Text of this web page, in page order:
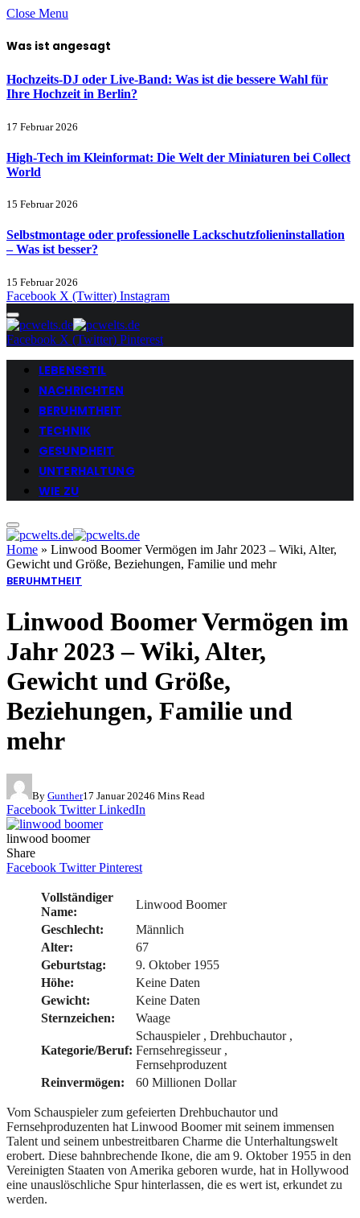
Close Menu
Was ist angesagt
Hochzeits-DJ oder Live-Band: Was ist die bessere Wahl für
Ihre Hochzeit in Berlin?
17 Februar 2026
High-Tech im Kleinformat: Die Welt der Miniaturen bei Collect
World
15 Februar 2026
Selbstmontage oder professionelle Lackschutzfolieninstallation
– Was ist besser?
15 Februar 2026
Facebook X (Twitter) Instagram
Facebook X (Twitter) Pinterest
LEBENSSTIL
NACHRICHTEN
BERUHMTHEIT
TECHNIK
GESUNDHEIT
UNTERHALTUNG
WIE ZU
Home » Linwood Boomer Vermögen im Jahr 2023 – Wiki, Alter,
Gewicht und Größe, Beziehungen, Familie und mehr
BERUHMTHEIT
Linwood Boomer Vermögen im
Jahr 2023 – Wiki, Alter,
Gewicht und Größe,
Beziehungen, Familie und
mehr
By Gunther17 Januar 20246 Mins Read
Facebook Twitter LinkedIn
linwood boomer
Share
Facebook Twitter Pinterest
Vollständiger
Name:
Linwood Boomer
Geschlecht:
Männlich
Alter:
67
Geburtstag:
9. Oktober 1955
Höhe:
Keine Daten
Gewicht:
Keine Daten
Sternzeichen:
Waage
Kategorie/Beruf:
Schauspieler , Drehbuchautor ,
Fernsehregisseur ,
Fernsehproduzent
Reinvermögen:
60 Millionen Dollar
Vom Schauspieler zum gefeierten Drehbuchautor und
Fernsehproduzenten hat Linwood Boomer mit seinem immensen
Talent und seinem unbestreitbaren Charme die Unterhaltungswelt
erobert. Diese bahnbrechende Ikone, die am 9. Oktober 1955 in den
Vereinigten Staaten von Amerika geboren wurde, hat in Hollywood
eine unauslöschliche Spur hinterlassen, die es wert ist, erkundet zu
werden.